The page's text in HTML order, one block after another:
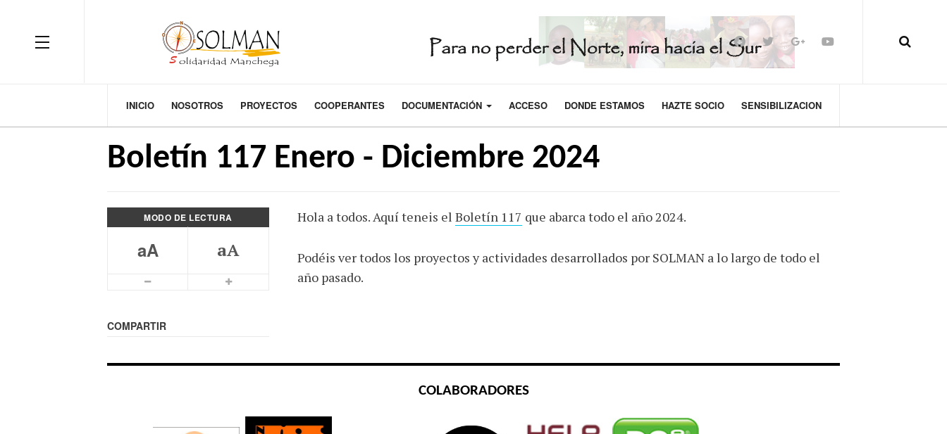
OFF CANVAS
INICIO NOSOTROS PROYECTOS COOPERANTES DOCUMENTACIÓN ACCESO DONDE ESTAMOS HAZTE SOCIO SENSIBILIZACION
Boletín 117 Enero - Diciembre 2024
MODO DE LECTURA
aA aA
COMPARTIR
Hola a todos. Aquí teneis el Boletín 117 que abarca todo el año 2024.
Podéis ver todos los proyectos y actividades desarrollados por SOLMAN a lo largo de todo el
año pasado.
COLABORADORES